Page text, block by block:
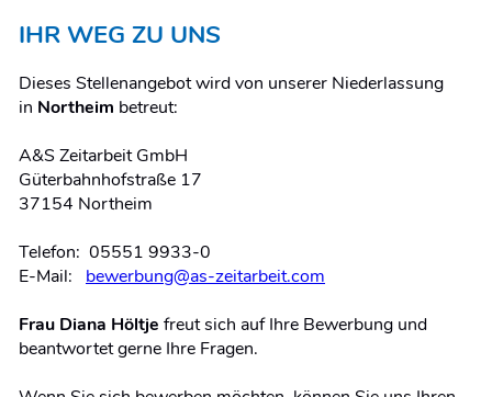
IHR WEG ZU UNS
Dieses Stellenangebot wird von unserer Niederlassung
in Northeim betreut:
A&S Zeitarbeit GmbH
Güterbahnhofstraße 17
37154 Northeim
Telefon: 05551 9933-0
E-Mail: bewerbung@as-zeitarbeit.com
Frau Diana Höltje freut sich auf Ihre Bewerbung und
beantwortet gerne Ihre Fragen.